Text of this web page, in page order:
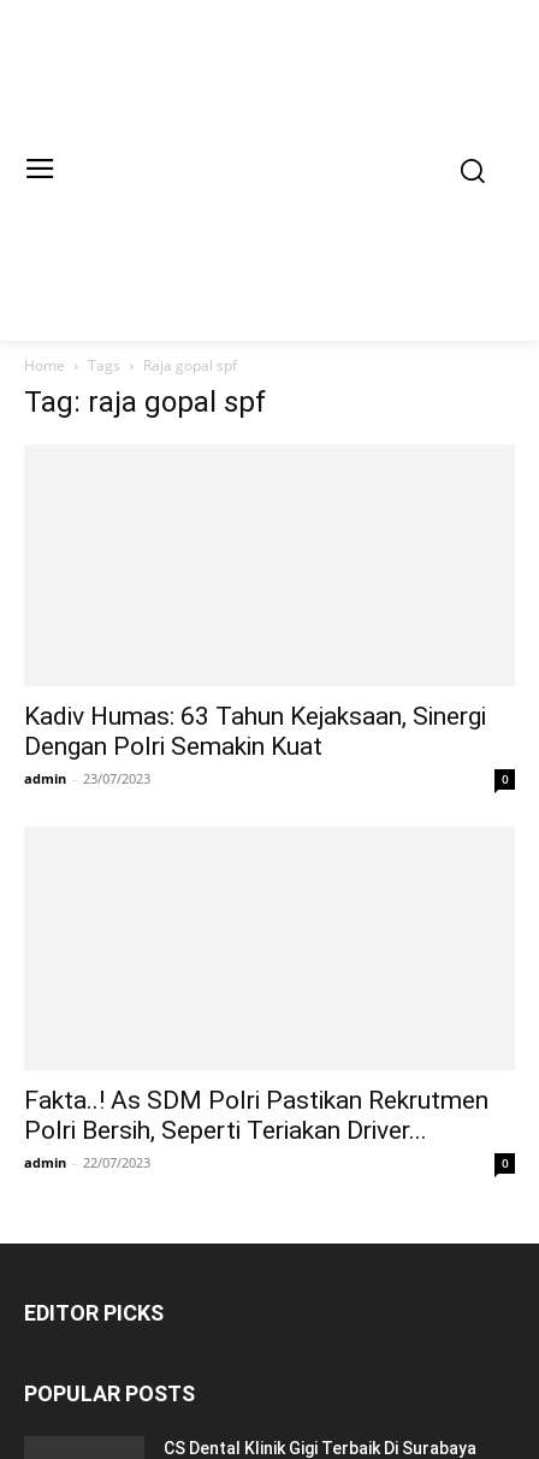
Home Tags Raja gopal spf
Tag: raja gopal spf
Kadiv Humas: 63 Tahun Kejaksaan, Sinergi
Dengan Polri Semakin Kuat
admin - 23/07/2023 0
Fakta..! As SDM Polri Pastikan Rekrutmen
Polri Bersih, Seperti Teriakan Driver...
admin - 22/07/2023 0
EDITOR PICKS
POPULAR POSTS
CS Dental Klinik Gigi Terbaik Di Surabaya